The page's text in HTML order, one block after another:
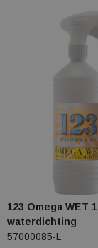
123 Omega WET
waterdichting
57000085-L